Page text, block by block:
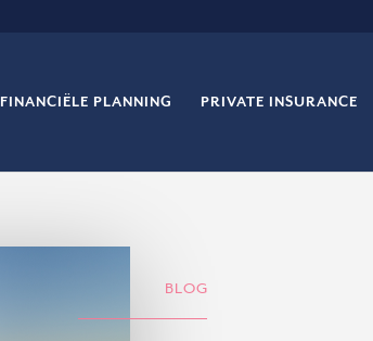
FINANCIËLE PLANNING PRIVATE INSURANCE
BLOG